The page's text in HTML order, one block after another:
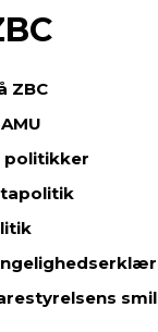
ZBC
politikker